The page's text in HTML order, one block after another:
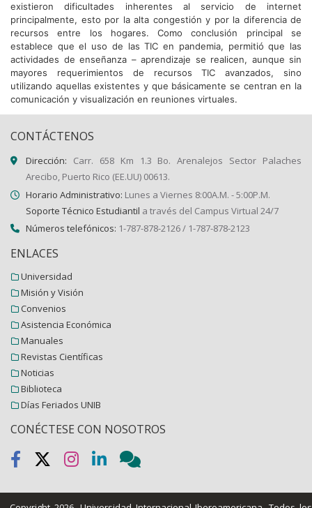
existieron dificultades inherentes al servicio de internet
principalmente, esto por la alta congestión y por la diferencia de
recursos entre los hogares. Como conclusión principal se
establece que el uso de las TIC en pandemia, permitió que las
actividades de enseñanza – aprendizaje se realicen, aunque sin
mayores requerimientos de recursos TIC avanzados, sino
utilizando aquellas existentes y que básicamente se centran en la
comunicación y visualización en reuniones virtuales.
CONTÁCTENOS
Dirección: Carr. 658 Km 1.3 Bo. Arenalejos Sector Palaches
Arecibo, Puerto Rico (EE.UU) 00613.
Horario Administrativo: Lunes a Viernes 8:00A.M. - 5:00P.M.
Soporte Técnico Estudiantil a través del Campus Virtual 24/7
Números telefónicos: 1-787-878-2126 / 1-787-878-2123
ENLACES
Universidad
Misión y Visión
Convenios
Asistencia Económica
Manuales
Revistas Científicas
Noticias
Biblioteca
Días Feriados UNIB
CONÉCTESE CON NOSOTROS